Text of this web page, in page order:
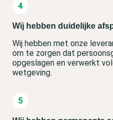
Wij hebben duidelijke
Wij hebben met onze
om te zorgen dat
opgeslagen en verwerkt
wetgeving.